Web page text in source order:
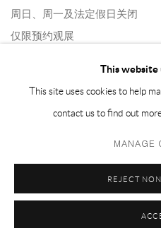
周日、周一及法定假日关闭
仅限预约观展
COPYRIGHT © 2026 CAPSULE 网页
This website
This site uses cookies to help
contact us to find out
MANAGE
REJECT